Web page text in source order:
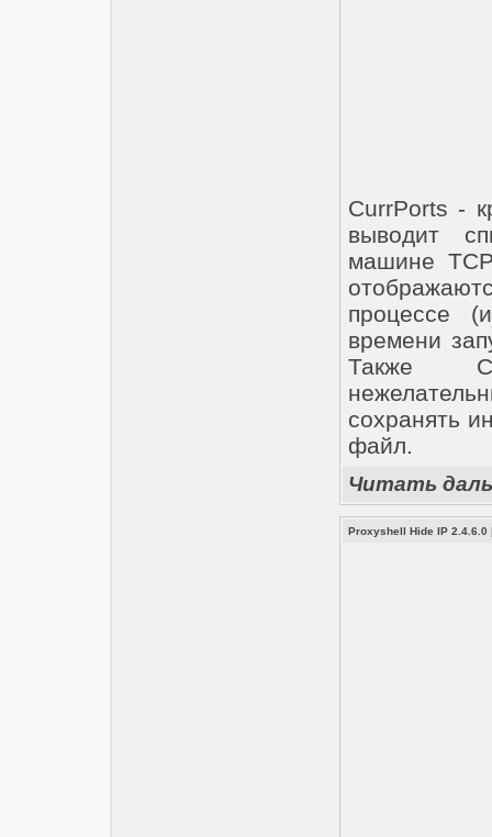
CurrPorts -
выводит
машине
процессе
времени
Также
сохранять
файл.
Читать
Proxyshell Hide IP 2.4.6.0